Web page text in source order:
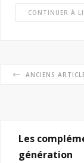
CONTINUER À
ANCIENS
Les
génération